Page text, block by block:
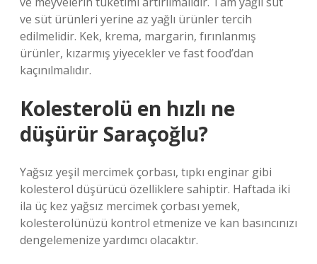
ve süt ürünleri yerine az yağlı ürünler tercih
edilmelidir. Kek, krema, margarin, fırınlanmış
ürünler, kızarmış yiyecekler ve fast food’dan
kaçınılmalıdır.
Kolesterolü en hızlı ne
düşürür Saraçoğlu?
Yağsız yeşil mercimek çorbası, tıpkı enginar gibi
kolesterol düşürücü özelliklere sahiptir. Haftada iki
ila üç kez yağsız mercimek çorbası yemek,
kolesterolünüzü kontrol etmenize ve kan basıncınızı
dengelemenize yardımcı olacaktır.